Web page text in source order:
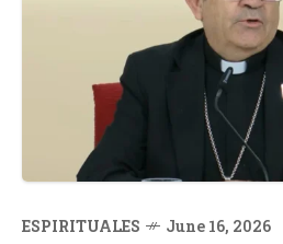
ESPIRITUALES June 16, 2026